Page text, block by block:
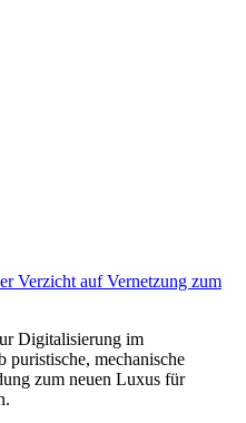
Verzicht auf Vernetzung zum
Digitalisierung im
puristische, mechanische
zum neuen Luxus für